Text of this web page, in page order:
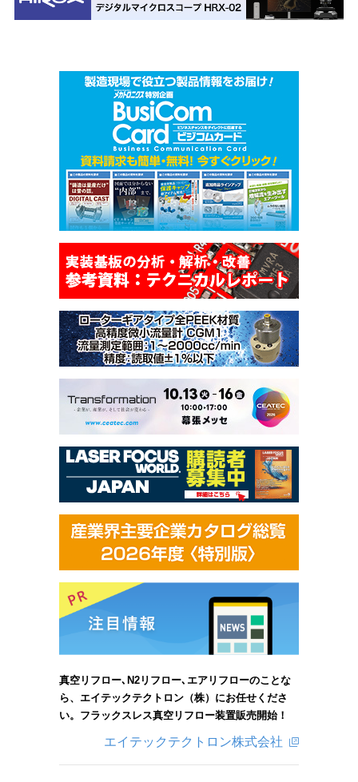
真空リフロー､N2リフロー､エアリフローのことな
ら、エイテックテクトロン（株）にお任せくださ
い。フラックスレス真空リフロー装置販売開始！
エイテックテクトロン株式会社